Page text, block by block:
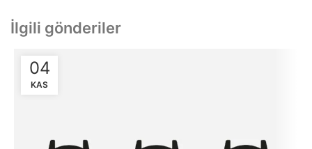
İlgili gönderiler
04
KAS